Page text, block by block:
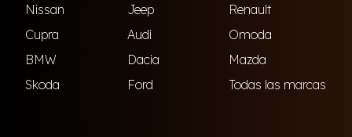
Nissan
Jeep
Renault
Cupra
Audi
Omoda
BMW
Dacia
Mazda
Skoda
Ford Todas las marcas